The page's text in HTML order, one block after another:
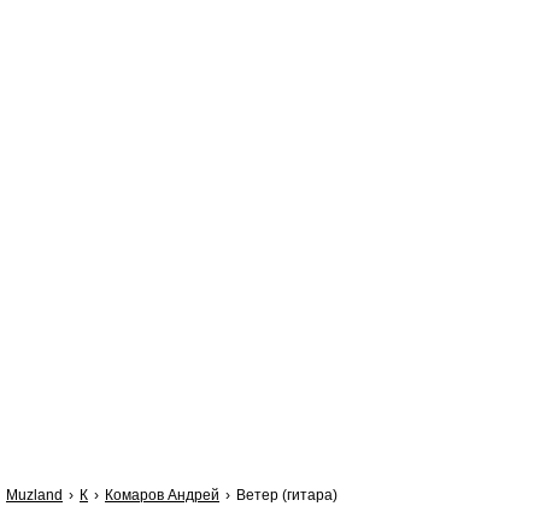
Muzland К Комаров Андрей Ветер (гитара)